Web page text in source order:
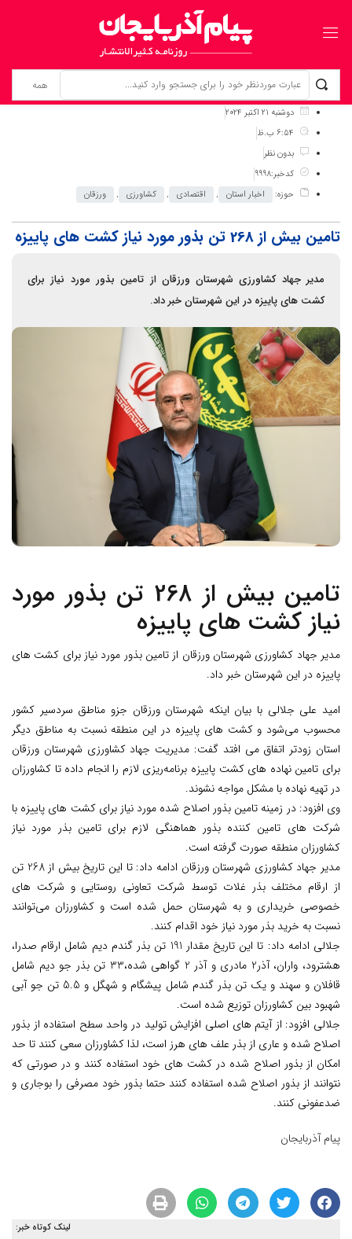
برگ نخست نوشته‌ها
تامین بیش از 268 تن بذور مورد نیاز کشت های پاییزه
دوشنبه 21 اکتبر 2024
6:54 ب.ظ
بدون نظر
کدخبر:9998
حوزه:
اخبار استان , اقتصادی , کشاورزی , ورزقان
تامین بیش از 268 تن بذور مورد نیاز کشت های پاییزه
مدیر جهاد کشاورزی شهرستان ورزقان از تامین بذور مورد نیاز برای
کشت های پاییزه در این شهرستان خبر داد.
تامین بیش از 268 تن بذور مورد
نیاز کشت های پاییزه
مدیر جهاد کشاورزی شهرستان ورزقان از تامین بذور مورد نیاز برای کشت های
پاییزه در این شهرستان خبر داد.
امید علی جلالی با بیان اینکه شهرستان ورزقان جزو مناطق سردسیر کشور
محسوب می‌شود و کشت های پاییزه در این منطقه نسبت به مناطق دیگر
استان زودتر اتفاق می افتد گفت: مدیریت جهاد کشاورزی شهرستان ورزقان
برای تامین نهاده های کشت پاییزه برنامه‌ریزی لازم را انجام داده تا کشاورزان
در تهیه نهاده با مشکل مواجه نشوند.
وی افزود: در زمینه تامین بذور اصلاح شده مورد نیاز برای کشت های پاییزه با
شرکت های تامین کننده بذور هماهنگی لازم برای تامین بذر مورد نیاز
کشاورزان منطقه صورت گرفته است.
مدیر جهاد کشاورزی شهرستان ورزقان ادامه داد: تا این تاریخ بیش از 268 تن
از ارقام مختلف بذر غلات توسط شرکت تعاونی روستایی و شرکت های
خصوصی خریداری و به شهرستان حمل شده است و کشاورزان می‌توانند
نسبت به خرید بذر مورد نیاز خود اقدام کنند.
جلالی ادامه داد: تا این تاریخ مقدار 191 تن بذر گندم دیم شامل ارقام صدرا،
هشترود، واران، آذر2 مادری و آذر 2 گواهی شده،33 تن بذر جو دیم شامل
قافلان و سهند و یک تن بذر گندم شامل پیشگام و شهگل و 5.5 تن جو آبی
شهبود بین کشاورزان توزیع شده است.
جلالی افزود: از آیتم های اصلی افزایش تولید در واحد سطح استفاده از بذور
اصلاح شده و عاری از بذر علف های هرز است، لذا کشاورزان سعی کنند تا حد
امکان از بذور اصلاح شده در کشت های خود استفاده کنند و در صورتی که
نتوانند از بذور اصلاح شده استفاده کنند حتما بذور خود مصرفی را بوجاری و
ضدعفونی کنند.
پیام آذربایجان
لینک کوتاه خبر: